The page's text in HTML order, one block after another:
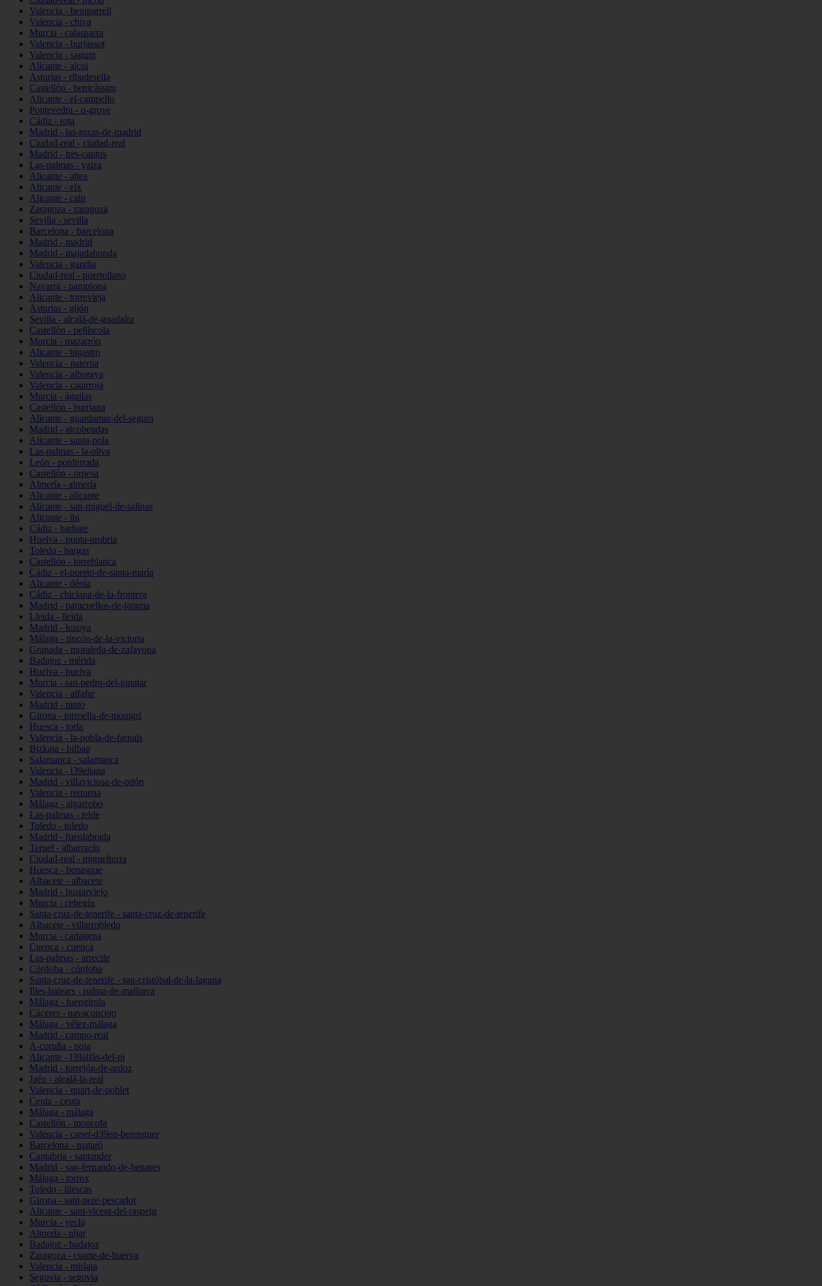
Valencia - beniparrell
Valencia - chiva
Murcia - calasparra
Valencia - burjassot
Valencia - sagunt
Alicante - alcoi
Asturias - ribadesella
Castellón - benicàssim
Alicante - el-campello
Pontevedra - o-grove
Cádiz - rota
Madrid - las-rozas-de-madrid
Ciudad-real - ciudad-real
Madrid - tres-cantos
Las-palmas - yaiza
Alicante - altea
Alicante - elx
Alicante - calp
Zaragoza - zaragoza
Sevilla - sevilla
Barcelona - barcelona
Madrid - madrid
Madrid - majadahonda
Valencia - gandia
Ciudad-real - puertollano
Navarra - pamplona
Alicante - torrevieja
Asturias - gijón
Sevilla - alcalá-de-guadaíra
Castellón - peñíscola
Murcia - mazarrón
Alicante - bigastro
Valencia - paterna
Valencia - alboraya
Valencia - catarroja
Murcia - águilas
Castellón - burriana
Alicante - guardamar-del-segura
Madrid - alcobendas
Alicante - santa-pola
Las-palmas - la-oliva
León - ponferrada
Castellón - orpesa
Almería - almería
Alicante - alicante
Alicante - san-miguel-de-salinas
Alicante - ibi
Cádiz - barbate
Huelva - punta-umbría
Toledo - bargas
Castellón - torreblanca
Cádiz - el-puerto-de-santa-maría
Alicante - dénia
Cádiz - chiclana-de-la-frontera
Madrid - paracuellos-de-jarama
Lleida - lleida
Madrid - lozoya
Málaga - rincón-de-la-victoria
Granada - moraleda-de-zafayona
Badajoz - mérida
Huelva - huelva
Murcia - san-pedro-del-pinatar
Valencia - alfafar
Madrid - pinto
Girona - torroella-de-montgrí
Huesca - torla
Valencia - la-pobla-de-farnals
Bizkaia - bilbao
Salamanca - salamanca
Valencia - l39eliana
Madrid - villaviciosa-de-odón
Valencia - requena
Málaga - algarrobo
Las-palmas - telde
Toledo - toledo
Madrid - fuenlabrada
Teruel - albarracín
Ciudad-real - miguelturra
Huesca - benasque
Albacete - albacete
Madrid - bustarviejo
Murcia - cehegín
Santa-cruz-de-tenerife - santa-cruz-de-tenerife
Albacete - villarrobledo
Murcia - cartagena
Cuenca - cuenca
Las-palmas - arrecife
Córdoba - córdoba
Santa-cruz-de-tenerife - san-cristóbal-de-la-laguna
Illes-balears - palma-de-mallorca
Málaga - fuengirola
Cáceres - navaconcejo
Málaga - vélez-málaga
Madrid - campo-real
A-coruña - noia
Alicante - l39alfàs-del-pi
Madrid - torrejón-de-ardoz
Jaén - alcalá-la-real
Valencia - quart-de-poblet
Ceuta - ceuta
Málaga - málaga
Castellón - moncofa
Valencia - canet-d39en-berenguer
Barcelona - mataró
Cantabria - santander
Madrid - san-fernando-de-henares
Málaga - torrox
Toledo - illescas
Girona - sant-pere-pescador
Alicante - sant-vicent-del-raspeig
Murcia - yecla
Almería - níjar
Badajoz - badajoz
Zaragoza - cuarte-de-huerva
Valencia - mislata
Segovia - segovia